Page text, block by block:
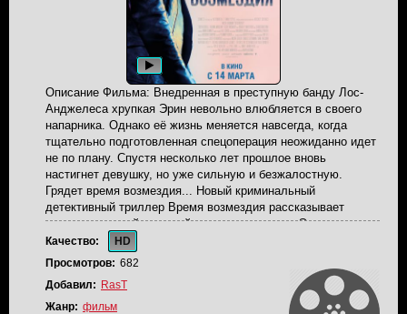
Описание Фильма: Внедренная в преступную банду Лос-
Анджелеса хрупкая Эрин невольно влюбляется в своего
напарника. Однако её жизнь меняется навсегда, когда
тщательно подготовленная спецоперация неожиданно идет
не по плану. Спустя несколько лет прошлое вновь
настигнет девушку, но уже сильную и безжалостную.
Грядет время возмездия... Новый криминальный
детективный триллер Время возмездия рассказывает
историю хрупкой молодой девушки по имени Эрин, которая
была внедрена в преступную банду Лос-Анджелеса. Во
время работы она невольно влюбилась в своего напарника.
Но вот только однажды наступил переломный момент и их
спецоперация полностью пошла не по плану, из-за чего
жизнь девушки изменилась навсегда. С тех пор прошло
Качество:
HD
Просмотров: 682
Добавил: RasT
Жанр: фильм